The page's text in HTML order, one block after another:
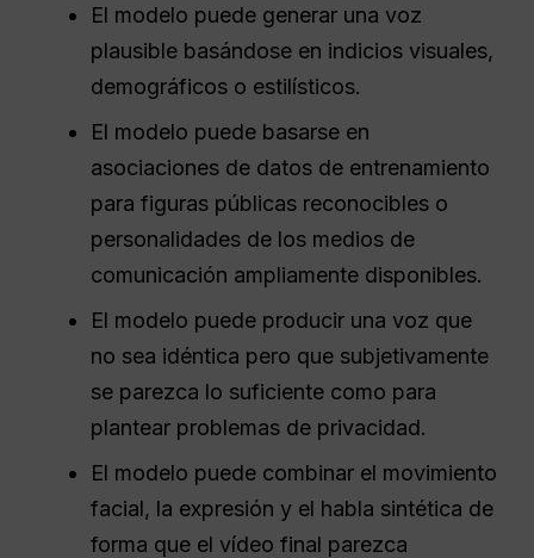
El modelo puede generar una voz
plausible basándose en indicios visuales,
demográficos o estilísticos.
El modelo puede basarse en
asociaciones de datos de entrenamiento
para figuras públicas reconocibles o
personalidades de los medios de
comunicación ampliamente disponibles.
El modelo puede producir una voz que
no sea idéntica pero que subjetivamente
se parezca lo suficiente como para
plantear problemas de privacidad.
El modelo puede combinar el movimiento
facial, la expresión y el habla sintética de
forma que el vídeo final parezca